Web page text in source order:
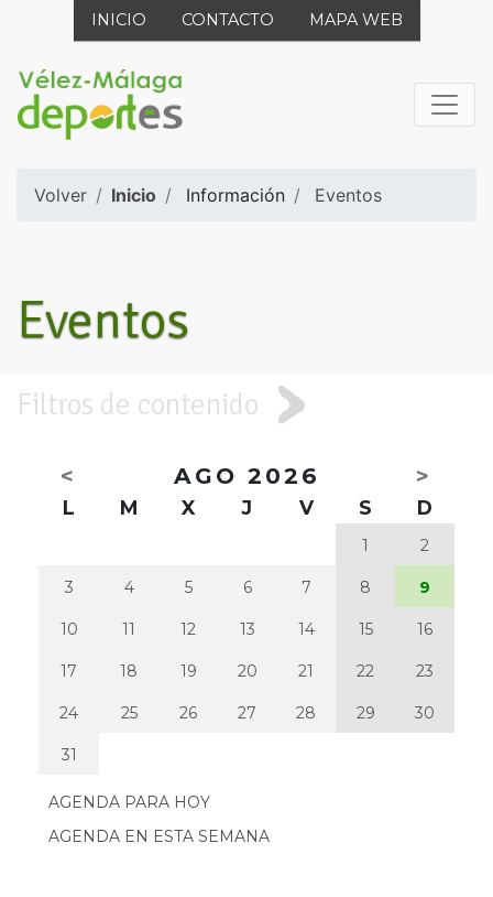
INICIO CONTACTO MAPA WEB
Volver Inicio Información Eventos
Eventos
Filtros de contenido
< AGO 2026 >
L M X J V S D
1 2
3 4 5 6 7 8 9
10 11 12 13 14 15 16
17 18 19 20 21 22 23
24 25 26 27 28 29 30
31
AGENDA PARA HOY
AGENDA EN ESTA SEMANA